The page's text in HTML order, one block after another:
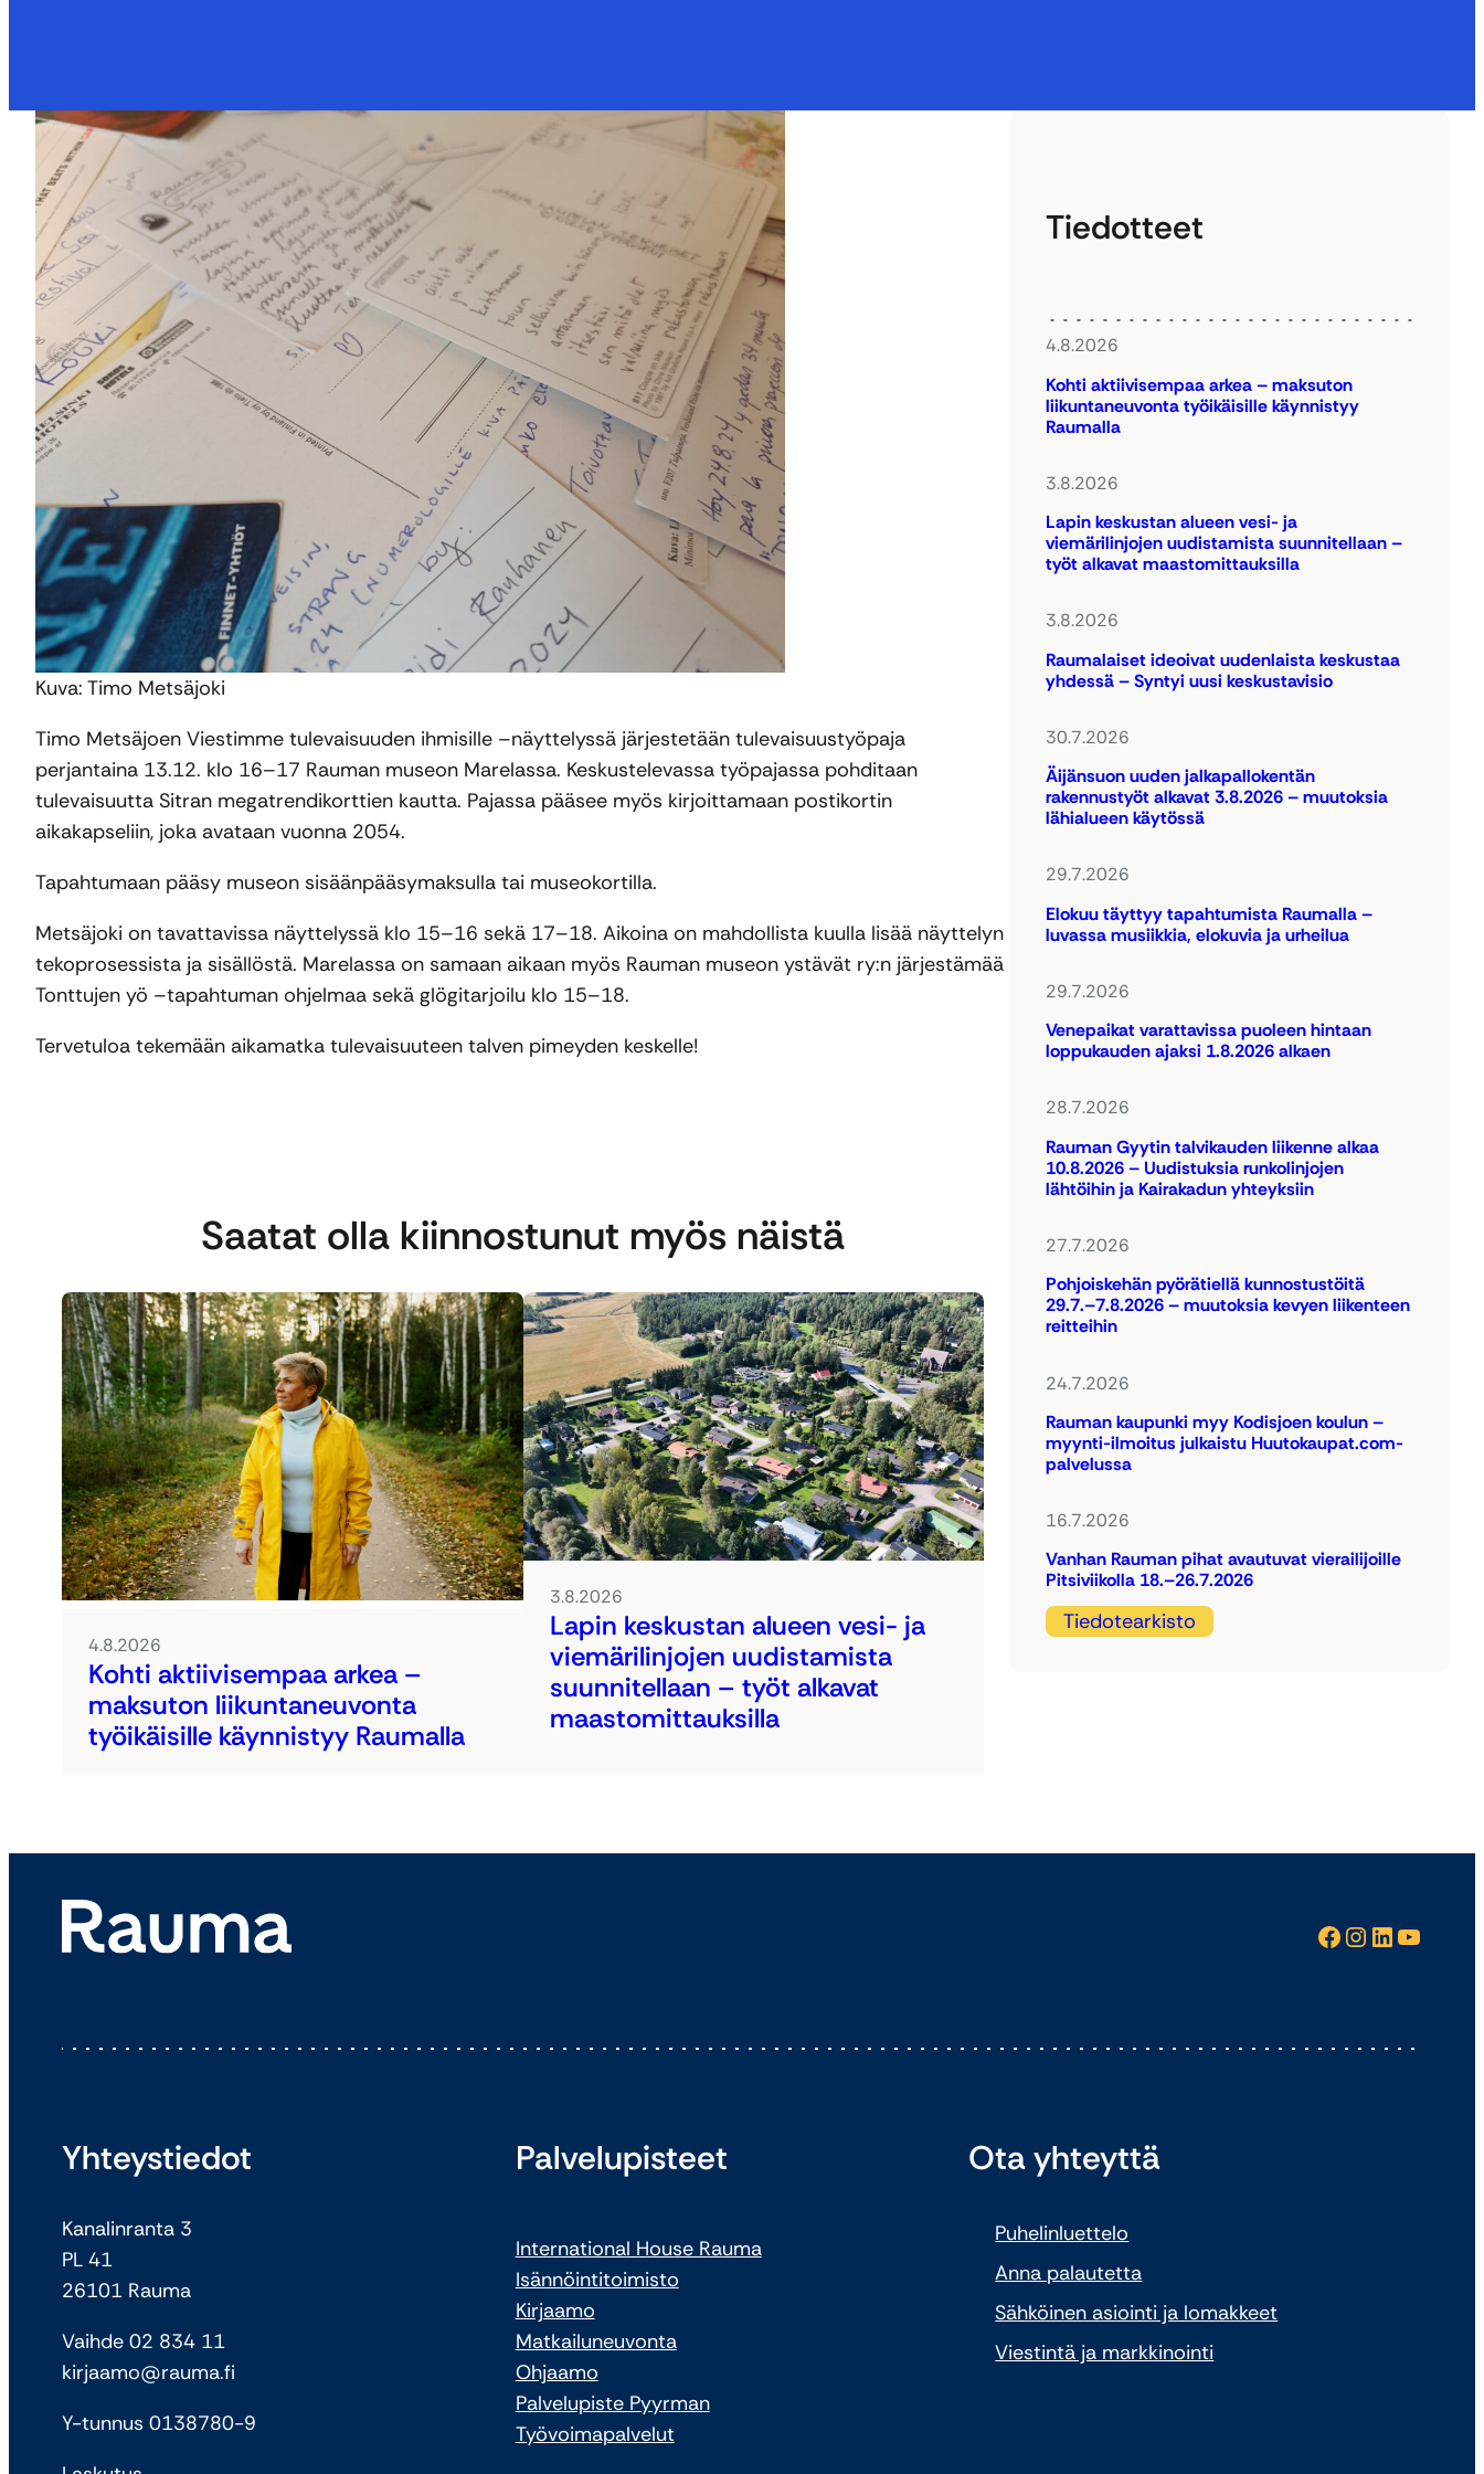
Kuva: Timo Metsäjoki
Timo Metsäjoen Viestimme tulevaisuuden ihmisille –näyttelyssä järjestetään tulevaisuustyöpaja
perjantaina 13.12. klo 16–17 Rauman museon Marelassa. Keskustelevassa työpajassa pohditaan
tulevaisuutta Sitran megatrendikorttien kautta. Pajassa pääsee myös kirjoittamaan postikortin
aikakapseliin, joka avataan vuonna 2054.
Tapahtumaan pääsy museon sisäänpääsymaksulla tai museokortilla.
Metsäjoki on tavattavissa näyttelyssä klo 15–16 sekä 17–18. Aikoina on mahdollista kuulla lisää näyttelyn
tekoprosessista ja sisällöstä. Marelassa on samaan aikaan myös Rauman museon ystävät ry:n järjestämää
Tonttujen yö –tapahtuman ohjelmaa sekä glögitarjoilu klo 15–18.
Tervetuloa tekemään aikamatka tulevaisuuteen talven pimeyden keskelle!
Saatat olla kiinnostunut myös näistä
4.8.2026
Kohti aktiivisempaa arkea –
maksuton liikuntaneuvonta
työikäisille käynnistyy Raumalla
3.8.2026
Lapin keskustan alueen vesi- ja
viemärilinjojen uudistamista
suunnitellaan – työt alkavat
maastomittauksilla
Tiedotteet
4.8.2026
Kohti aktiivisempaa arkea – maksuton
liikuntaneuvonta työikäisille käynnistyy
Raumalla
3.8.2026
Lapin keskustan alueen vesi- ja
viemärilinjojen uudistamista suunnitellaan –
työt alkavat maastomittauksilla
3.8.2026
Raumalaiset ideoivat uudenlaista keskustaa
yhdessä – Syntyi uusi keskustavisio
30.7.2026
Äijänsuon uuden jalkapallokentän
rakennustyöt alkavat 3.8.2026 – muutoksia
lähialueen käytössä
29.7.2026
Elokuu täyttyy tapahtumista Raumalla –
luvassa musiikkia, elokuvia ja urheilua
29.7.2026
Venepaikat varattavissa puoleen hintaan
loppukauden ajaksi 1.8.2026 alkaen
28.7.2026
Rauman Gyytin talvikauden liikenne alkaa
10.8.2026 – Uudistuksia runkolinjojen
lähtöihin ja Kairakadun yhteyksiin
27.7.2026
Pohjoiskehän pyörätiellä kunnostustöitä
29.7.–7.8.2026 – muutoksia kevyen liikenteen
reitteihin
24.7.2026
Rauman kaupunki myy Kodisjoen koulun –
myynti-ilmoitus julkaistu Huutokaupat.com-
palvelussa
16.7.2026
Vanhan Rauman pihat avautuvat vierailijoille
Pitsiviikolla 18.–26.7.2026
Tiedotearkisto
Facebook InstagramLinkedIn YouTube
Yhteystiedot
Kanalinranta 3
PL 41
26101 Rauma
Vaihde 02 834 11
kirjaamo@rauma.fi
Y-tunnus 0138780-9
Palvelupisteet
International House Rauma
Isännöintitoimisto
Kirjaamo
Matkailuneuvonta
Ohjaamo
Palvelupiste Pyyrman
Työvoimapalvelut
Ota yhteyttä
Puhelinluettelo
Anna palautetta
Sähköinen asiointi ja lomakkeet
Viestintä ja markkinointi